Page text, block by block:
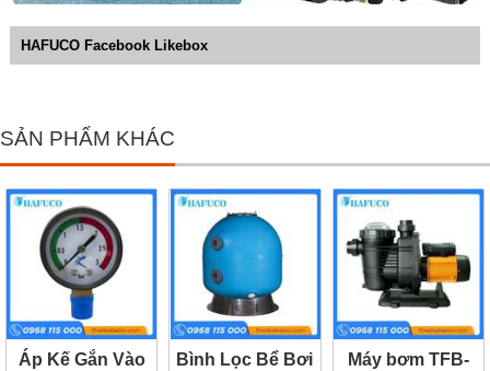
HAFUCO Facebook Likebox
SẢN PHẨM KHÁC
Áp Kế Gắn Vào
Bình Lọc Bể Bơi
Máy bơm TFB-